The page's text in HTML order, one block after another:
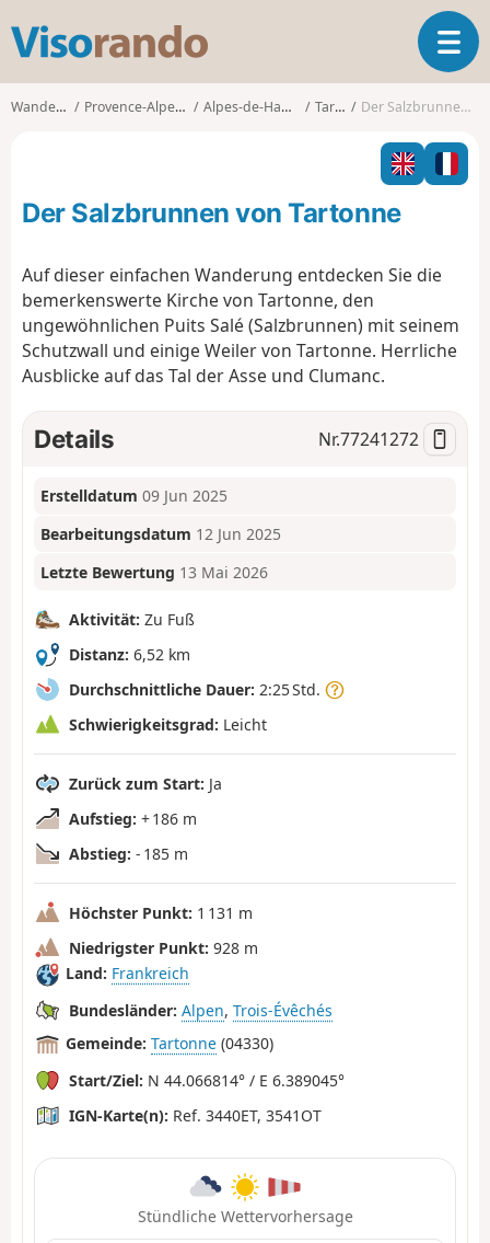
s
o
o
T
o
l
n
t
i
Wanderungen Provence-Alpes-Côte d'Azur Alpes-de-Haute-Provence Tartonne Der Salzbrunnen von Tartonne
Der Salzbrunnen von Tartonne
Auf dieser einfachen Wanderung entdecken Sie die
bemerkenswerte Kirche von Tartonne, den
ungewöhnlichen Puits Salé (Salzbrunnen) mit seinem
Schutzwall und einige Weiler von Tartonne. Herrliche
Ausblicke auf das Tal der Asse und Clumanc.
Details Nr.77241272
Erstelldatum 09 Jun 2025
Bearbeitungsdatum 12 Jun 2025
Letzte Bewertung 13 Mai 2026
Aktivität: Zu Fuß
Distanz: 6,52 km
Durchschnittliche Dauer: 2:25 Std.
Schwierigkeitsgrad: Leicht
Zurück zum Start: Ja
Aufstieg: + 186 m
Abstieg: - 185 m
Höchster Punkt: 1 131 m
Niedrigster Punkt: 928 m
Land: Frankreich
Bundesländer: Alpen, Trois-Évêchés
Gemeinde: Tartonne (04330)
Start/Ziel: N 44.066814° / E 6.389045°
IGN-Karte(n): Ref. 3440ET, 3541OT
Stündliche Wettervorhersage